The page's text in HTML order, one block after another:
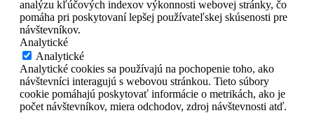
analýzu kľúčových indexov výkonnosti webovej stránky, čo
pomáha pri poskytovaní lepšej používateľskej skúsenosti pre
návštevníkov.
Analytické
Analytické
Analytické cookies sa používajú na pochopenie toho, ako
návštevníci interagujú s webovou stránkou. Tieto súbory
cookie pomáhajú poskytovať informácie o metrikách, ako je
počet návštevníkov, miera odchodov, zdroj návštevnosti atď.